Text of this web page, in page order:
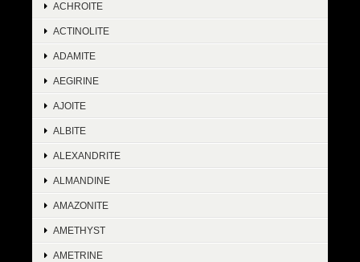
ACHROITE
ACTINOLITE
ADAMITE
AEGIRINE
AJOITE
ALBITE
ALEXANDRITE
ALMANDINE
AMAZONITE
AMETHYST
AMETRINE